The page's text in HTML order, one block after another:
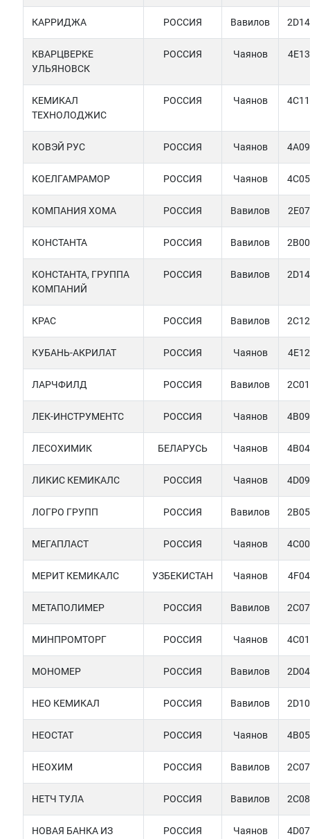
КАРРИДЖА РОССИЯ Вавилов
КВАРЦВЕРКЕ
УЛЬЯНОВСК
РОССИЯ Чаянов
КЕМИКАЛ
ТЕХНОЛОДЖИС
РОССИЯ Чаянов
КОВЭЙ РУС РОССИЯ Чаянов
КОЕЛГАМРАМОР РОССИЯ Чаянов
КОМПАНИЯ ХОМА РОССИЯ Вавилов
КОНСТАНТА РОССИЯ Вавилов
КОНСТАНТА, ГРУППА
КОМПАНИЙ
РОССИЯ Вавилов
КРАС РОССИЯ Вавилов
КУБАНЬ-АКРИЛАТ РОССИЯ Чаянов
ЛАРЧФИЛД РОССИЯ Вавилов
ЛЕК-ИНСТРУМЕНТС РОССИЯ Чаянов
ЛЕСОХИМИК БЕЛАРУСЬ Чаянов
ЛИКИС КЕМИКАЛС РОССИЯ Чаянов
ЛОГРО ГРУПП РОССИЯ Вавилов
МЕГАПЛАСТ РОССИЯ Чаянов
МЕРИТ КЕМИКАЛС УЗБЕКИСТАН Чаянов
МЕТАПОЛИМЕР РОССИЯ Вавилов
МИНПРОМТОРГ РОССИЯ Чаянов
МОНОМЕР РОССИЯ Вавилов
НЕО КЕМИКАЛ РОССИЯ Вавилов
НЕОСТАТ РОССИЯ Чаянов
НЕОХИМ РОССИЯ Вавилов
НЕТЧ ТУЛА РОССИЯ Вавилов
НОВАЯ БАНКА ИЗ
РОССИЯ Чаянов